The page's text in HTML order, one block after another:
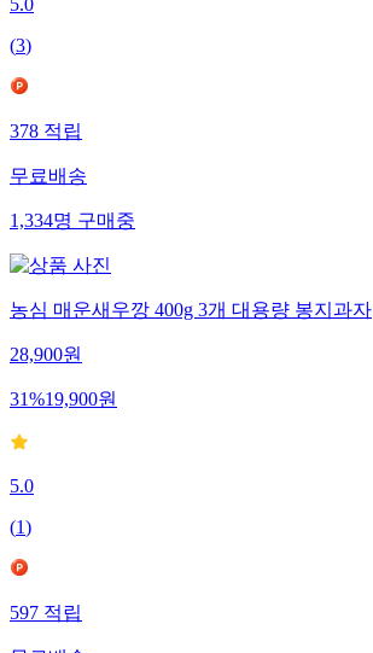
5.0
(3)
378적립
무료배송
1,334명구매중
농심 매운새우깡 400g 3개 대용량 봉지과자
28,900원
31%19,900원
5.0
(1)
597적립